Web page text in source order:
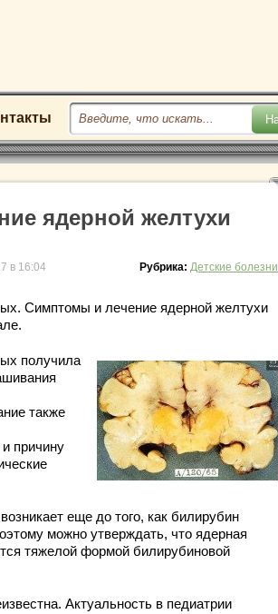
ядерной желтухи
в 16:04 Рубрика: Детские болезни
Симптомы и лечение ядерной желтухи
получила
также
причину
еще до того, как билирубин
можно утверждать, что ядерная
тяжелой формой билирубиновой
Актуальность в педиатрии